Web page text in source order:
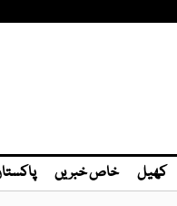
کھیل خاص خبریں